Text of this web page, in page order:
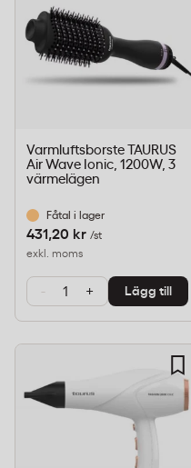
Varmluftsborste TAURUS
Air Wave Ionic, 1200W, 3
värmelägen
Fåtal i lager
431,20 kr /st
exkl. moms
- + Lägg till